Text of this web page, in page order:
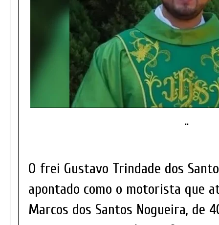
..
O frei Gustavo Trindade dos
apontado como o motorista que
Marcos dos Santos Nogueira, de